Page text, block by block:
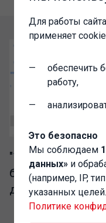
"1C-
базе
для IT-
Для работы
применяет
обеспечить
работу,
Это безопасно
Мы соблюдаем
данных» и
(например, IP,
указанных
Политике